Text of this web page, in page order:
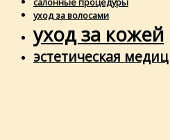
уход за волосами
уход за кожей
эстетическая